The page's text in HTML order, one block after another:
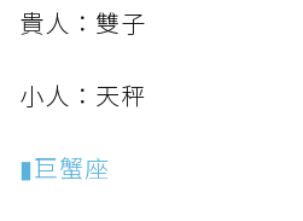
貴人：雙子
小人：天秤
▮巨蟹座